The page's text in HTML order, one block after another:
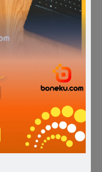
Padjalangi yang
usulan atau
DPRD Sulsel
Ranperda
Bone Ir. Andi
SH MH, dan Petani